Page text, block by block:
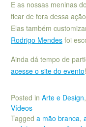
E as nossas meninas do
ficar de fora dessa
Elas também
Rodrigo Mendes foi
Ainda dá tempo de
acesse o site do evento!
Posted in Arte e Design,
Vídeos
Tagged a mão branca,